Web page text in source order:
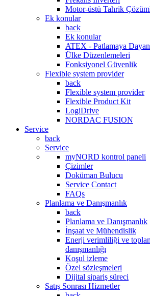
Motor-üstü Tahrik
Ek konular
back
Ek konular
ATEX - Patlamaya
Ülke Düzenlemeleri
Fonksiyonel Güvenlik
Flexible system provider
back
Flexible system provider
Flexible Product Kit
LogiDrive
NORDAC FUSION
Service
back
Service
myNORD kontrol paneli
Çizimler
Doküman Bulucu
Service Contact
FAQs
Planlama ve Danışmanlık
back
Planlama ve Danışmanlık
İnşaat ve Mühendislik
Enerji verimliliği ve
danışmanlığı
Koşul izleme
Özel sözleşmeleri
Dijital sipariş süreci
Satış Sonrası Hizmetler